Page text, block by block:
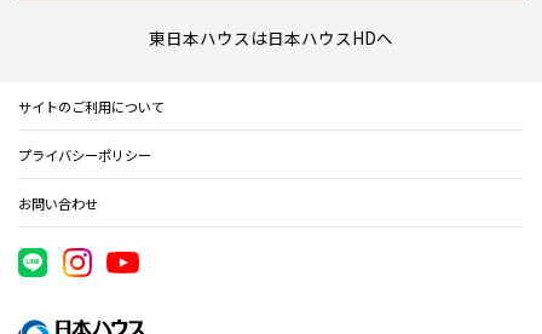
住まいのコラム
住まいのお手入れ集
会社概要
事業部紹介
IR情報
東日本ハウスは日本ハウスHDへ
サイトのご利用について
プライバシーポリシー
お問い合わせ